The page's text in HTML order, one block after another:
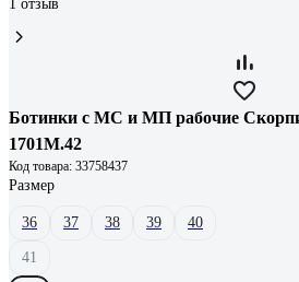
1 отзыв
Ботинки с МС и МП рабочие
1701М.42
Код товара: 33758437
Размер
36 37 38 39 40
41